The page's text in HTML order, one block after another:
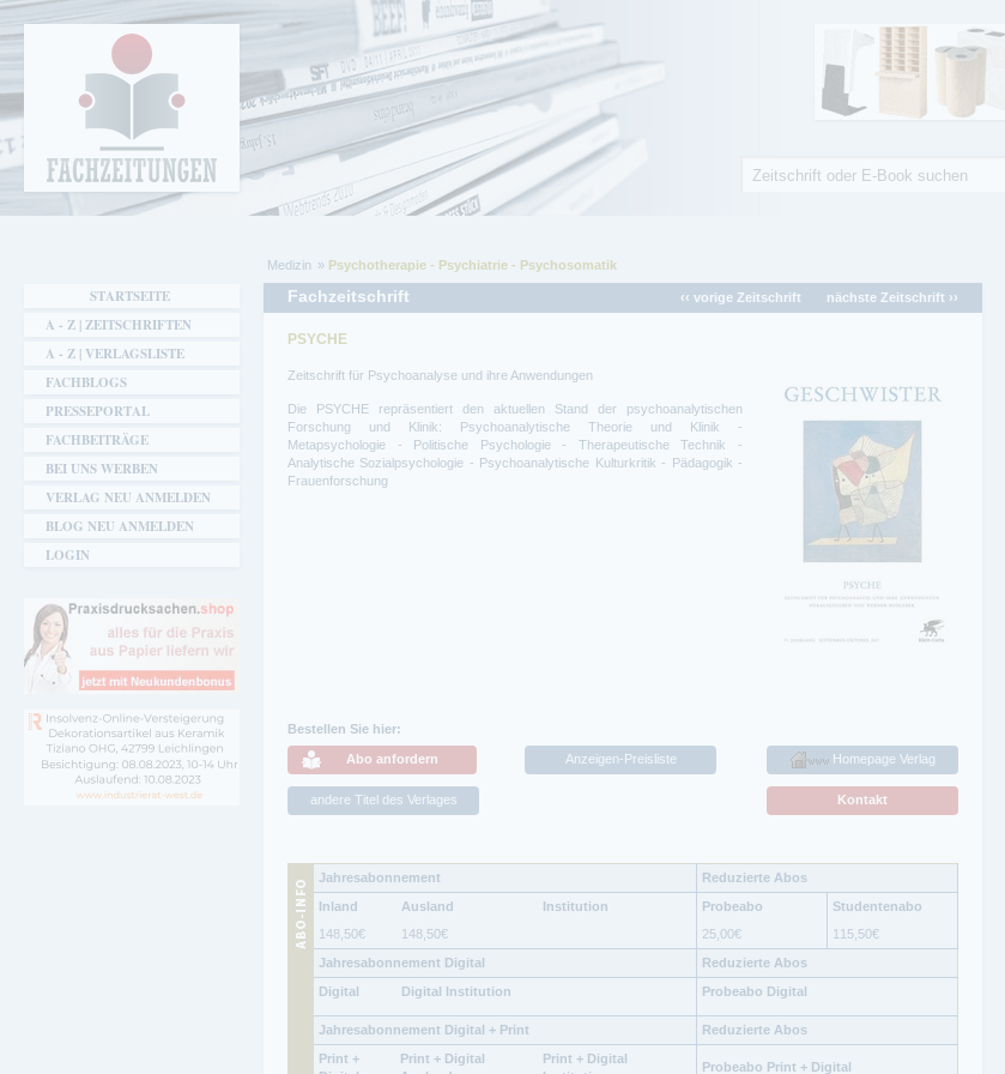
Fachzeitungen.de - Das unabhängige Portal
für Fachmagazine Fachpublikationen &
eBooks
Sie sind hier
Medizin Psychotherapie - Psychiatrie - Psychosomatik
Fachzeitschrift ‹‹ vorige Zeitschrift nächste Zeitschrift ››
PSYCHE
Zeitschrift für Psychoanalyse und ihre Anwendungen
Die PSYCHE repräsentiert den aktuellen Stand der psychoanalytischen
Forschung und Klinik: Psychoanalytische Theorie und Klinik -
Metapsychologie - Politische Psychologie - Therapeutische Technik -
Analytische Sozialpsychologie - Psychoanalytische Kulturkritik - Pädagogik -
Frauenforschung
Bestellen Sie hier:
Abo anfordern Homepage Verlag
Anzeigen-Preisliste
andere Titel des Verlages Kontakt
Jahresabonnement
Reduzierte Abos
Inland
Ausland Institution Probeabo
Studentenabo
148,50€ 148,50€ 25,00€ 115,50€
Jahresabonnement Digital
Reduzierte Abos
Digital
Digital Institution Probeabo Digital
Jahresabonnement Digital + Print
Reduzierte Abos
Print +
Print + Digital
Print + Digital
Probeabo Print + Digital
STARTSEITE
A - Z | ZEITSCHRIFTEN
A - Z | VERLAGSLISTE
FACHBLOGS
PRESSEPORTAL
FACHBEITRÄGE
BEI UNS WERBEN
VERLAG NEU ANMELDEN
BLOG NEU ANMELDEN
LOGIN